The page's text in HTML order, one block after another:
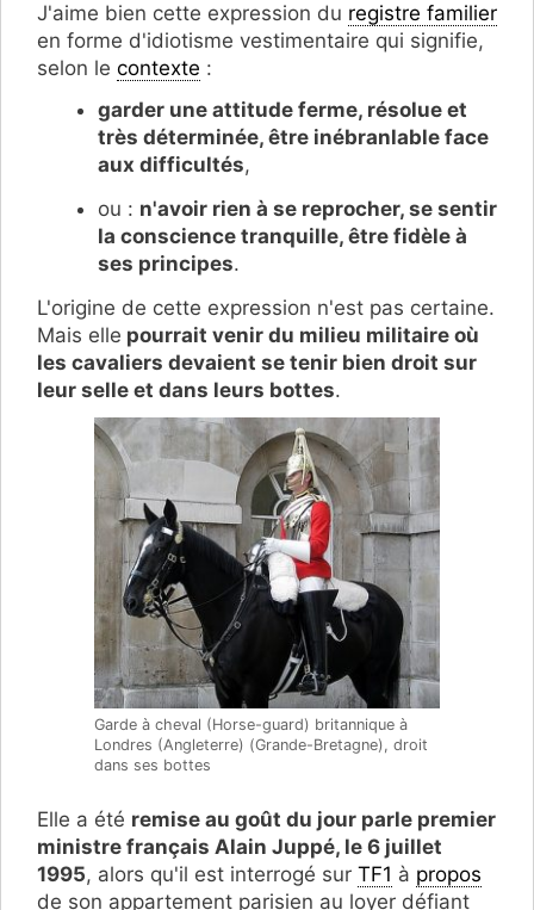
J'aime bien cette expression du registre familier
en forme d'idiotisme vestimentaire qui signifie,
selon le contexte :
garder une attitude ferme, résolue et
très déterminée, être inébranlable face
aux difficultés,
ou : n'avoir rien à se reprocher, se sentir
la conscience tranquille, être fidèle à
ses principes.
L'origine de cette expression n'est pas certaine.
Mais elle pourrait venir du milieu militaire où
les cavaliers devaient se tenir bien droit sur
leur selle et dans leurs bottes.
Garde à cheval (Horse-guard) britannique à
Londres (Angleterre) (Grande-Bretagne), droit
dans ses bottes
Elle a été remise au goût du jour parle premier
ministre français Alain Juppé, le 6 juillet
1995, alors qu'il est interrogé sur TF1 à propos
de son appartement parisien au loyer défiant